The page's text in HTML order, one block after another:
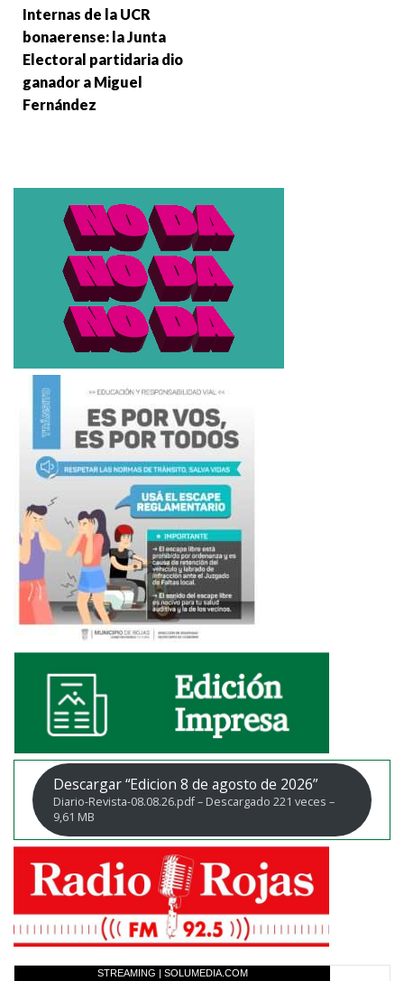
Internas de la UCR
bonaerense: la Junta
Electoral partidaria dio
ganador a Miguel
Fernández
Descargar “Edicion 8 de agosto de 2026”
Diario-Revista-08.08.26.pdf – Descargado 221 veces –
9,61 MB